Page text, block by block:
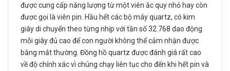
được cung cấp năng lượng từ một viên ắc quy nhỏ hay còn
được gọi là viên pin. Hầu hết các bộ máy quartz, có kim
giây di chuyển theo từng nhịp với tần số 32.768 dao động
mỗi giây đủ cao để con người không thể cảm nhận được
bằng mắt thường. Đồng hồ quartz được đánh giá rất cao
về độ chính xác vì chúng chạy liên tục cho đến khi hết pin và